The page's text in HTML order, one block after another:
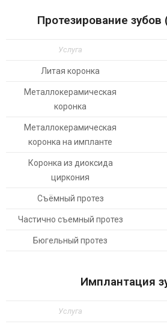
Протезирование
Услуга
Литая коронка
Металлокерамическая
коронка
Металлокерамическая
коронка на импланте
Коронка из диоксида
циркония
Съёмный протез
Частично съемный протез
Бюгельный протез
Имплантация
Услуга